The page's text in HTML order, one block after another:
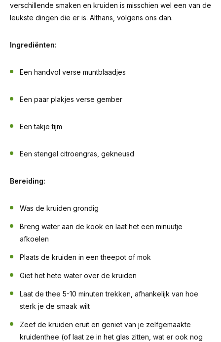
verschillende smaken en kruiden is misschien wel een van de
leukste dingen die er is. Althans, volgens ons dan.
Ingrediënten:
Een handvol verse muntblaadjes
Een paar plakjes verse gember
Een takje tijm
Een stengel citroengras, gekneusd
Bereiding:
Was de kruiden grondig
Breng water aan de kook en laat het een minuutje
afkoelen
Plaats de kruiden in een theepot of mok
Giet het hete water over de kruiden
Laat de thee 5-10 minuten trekken, afhankelijk van hoe
sterk je de smaak wilt
Zeef de kruiden eruit en geniet van je zelfgemaakte
kruidenthee (of laat ze in het glas zitten, wat er ook nog